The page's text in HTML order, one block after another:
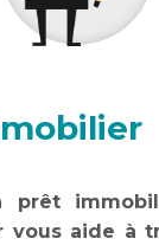
prêt
vous aide à